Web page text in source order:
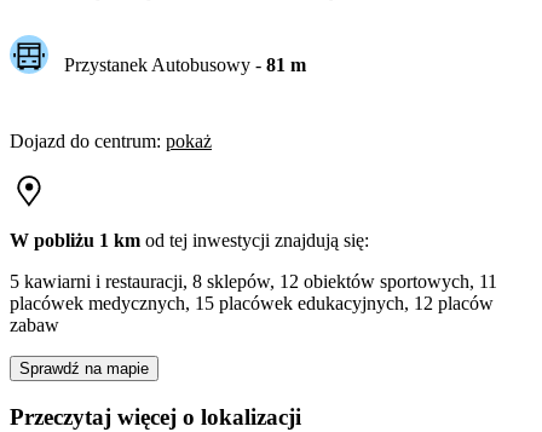
Przystanek Autobusowy - 81 m
Dojazd do centrum: pokaż
W pobliżu 1 km od tej inwestycji znajdują się:
5 kawiarni i restauracji, 8 sklepów, 12 obiektów sportowych, 11
placówek medycznych, 15 placówek edukacyjnych, 12 placów
zabaw
Sprawdź na mapie
Przeczytaj więcej o lokalizacji